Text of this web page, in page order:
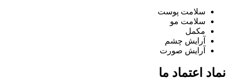
سلامت پوست
سلامت مو
مکمل
آرایش چشم
آرایش صورت
نماد اعتماد ما